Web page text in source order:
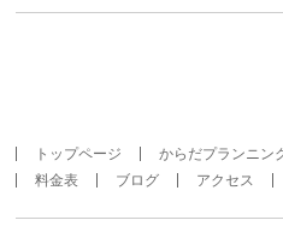
トップページ からだプランニン
料金表
ブログ アクセス